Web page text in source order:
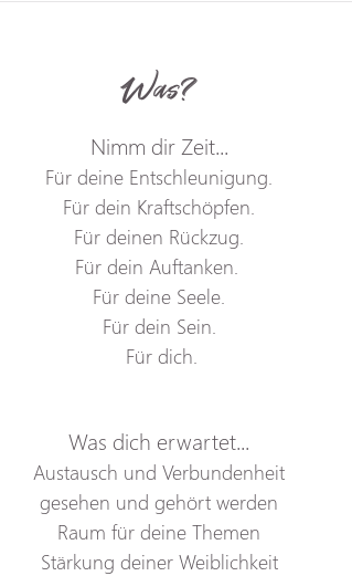
Was?
Nimm dir Zeit...
Für deine Entschleunigung.
Für dein Kraftschöpfen.
Für deinen Rückzug.
Für dein Auftanken.
Für deine Seele.
Für dein Sein.
Für dich.
Was dich erwartet...
Austausch und Verbundenheit
gesehen und gehört werden
Raum für deine Themen
Stärkung deiner Weiblichkeit